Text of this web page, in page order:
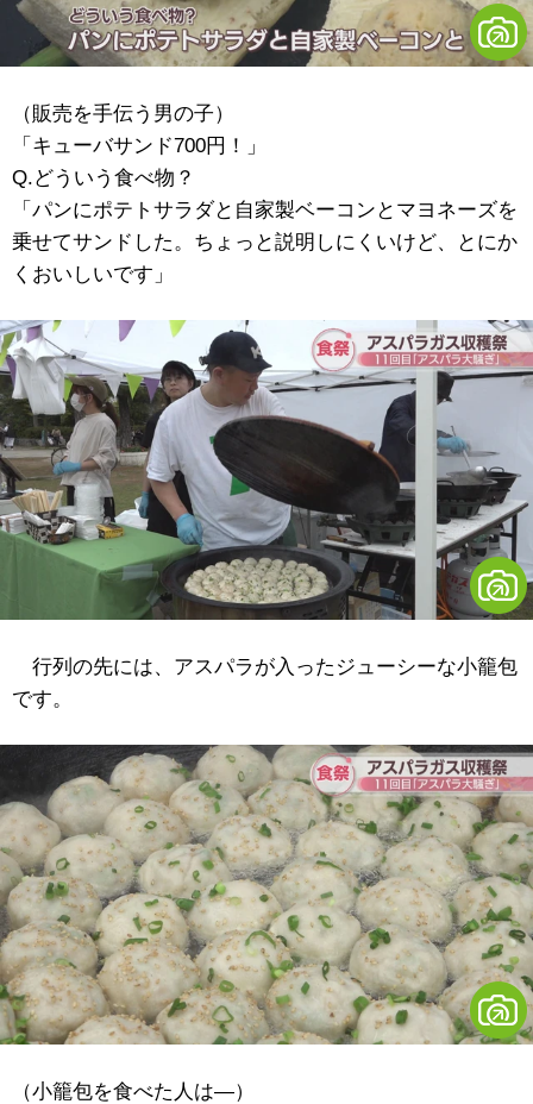
（販売を手伝う男の子）
「キューバサンド700円！」
Q.どういう食べ物？
「パンにポテトサラダと自家製ベーコンとマヨネーズを
乗せてサンドした。ちょっと説明しにくいけど、とにか
くおいしいです」
行列の先には、アスパラが入ったジューシーな小籠包
です。
（小籠包を食べた人は―）